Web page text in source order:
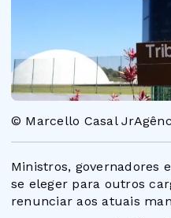
© Marcello Casal
Ministros, governadores
se eleger para outros
renunciar aos atuais